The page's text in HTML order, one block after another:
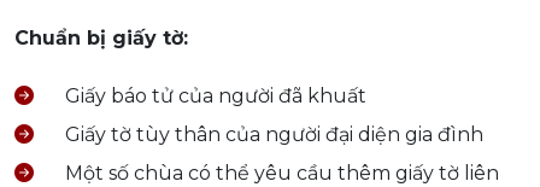
Chuẩn bị giấy tờ:
Giấy báo tử của người đã khuất
Giấy tờ tùy thân của người đại diện gia đình
Một số chùa có thể yêu cầu thêm giấy tờ liên